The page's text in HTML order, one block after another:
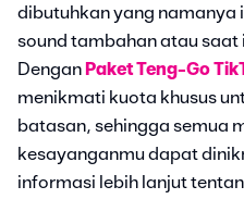
dibutuhkan yang namanya
sound tambahan atau saat
Dengan Paket Teng-Go
menikmati kuota khusus
batasan, sehingga semua
kesayanganmu dapat
informasi lebih lanjut